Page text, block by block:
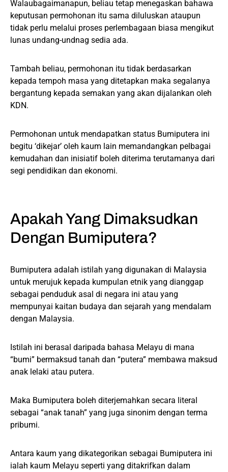
Walaubagaimanapun, beliau tetap menegaskan bahawa
keputusan permohonan itu sama diluluskan ataupun
tidak perlu melalui proses perlembagaan biasa mengikut
lunas undang-undnag sedia ada.
Tambah beliau, permohonan itu tidak berdasarkan
kepada tempoh masa yang ditetapkan maka segalanya
bergantung kepada semakan yang akan dijalankan oleh
KDN.
Permohonan untuk mendapatkan status Bumiputera ini
begitu ‘dikejar’ oleh kaum lain memandangkan pelbagai
kemudahan dan inisiatif boleh diterima terutamanya dari
segi pendidikan dan ekonomi.
Apakah Yang Dimaksudkan
Dengan Bumiputera?
Bumiputera adalah istilah yang digunakan di Malaysia
untuk merujuk kepada kumpulan etnik yang dianggap
sebagai penduduk asal di negara ini atau yang
mempunyai kaitan budaya dan sejarah yang mendalam
dengan Malaysia.
Istilah ini berasal daripada bahasa Melayu di mana
“bumi” bermaksud tanah dan “putera” membawa maksud
anak lelaki atau putera.
Maka Bumiputera boleh diterjemahkan secara literal
sebagai “anak tanah” yang juga sinonim dengan terma
pribumi.
Antara kaum yang dikategorikan sebagai Bumiputera ini
ialah kaum Melayu seperti yang ditakrifkan dalam